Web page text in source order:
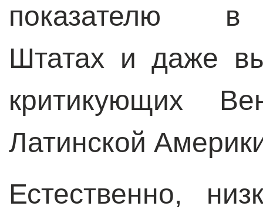
показателю в
Штатах и даже
критикующих
Латинской
Естественно,